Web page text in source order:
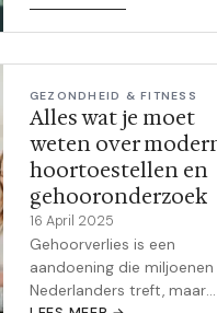
GEZONDHEID & FITNESS
Alles wat je moet
weten over
hoortoestellen en
gehooronderzoek
16 April 2025
Gehoorverlies is een
aandoening die miljoenen
Nederlanders treft, maar